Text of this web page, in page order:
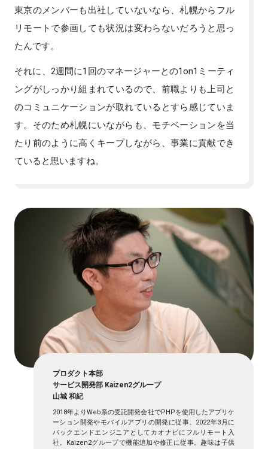
東京のメンバーも出社していないなら、札幌からフル
リモートで参画しても状況は変わらないだろうと思っ
たんです。
それに、2週間に1回のマネージャーとの1on1ミーティ
ングがしっかり組まれているので、前職よりも上司と
のコミュニケーションが取れているとすら感じていま
す。そのため札幌にいながらも、モチベーションを当
たり前のように高くキープしながら、事業に貢献でき
ていると思いますね。
プロダクト本部
サービス開発部 Kaizen2グループ
山城 和紀
2018年よりWeb系の受託開発会社でPHPを使用したアプリケ
ーション開発やモバイルアプリの開発に従事。2022年3月に
バックエンドエンジニアとしてカオナビにフルリモート入
社。Kaizen2グループで機能追加や修正に従事。趣味は子供